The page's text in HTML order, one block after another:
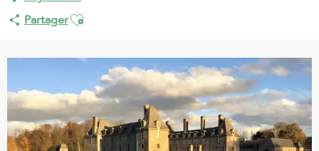
PartagerAjouter aux favoris